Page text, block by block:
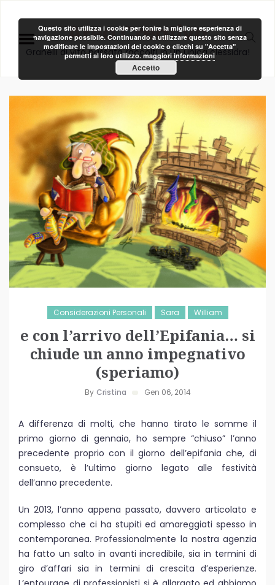
Area Creativa
Granelli di vita passata raccolti in un unica clessidra!
Considerazioni Personali Sara William
e con l’arrivo dell’Epifania… si
chiude un anno impegnativo
(speriamo)
By Cristina Gen 06, 2014
A differenza di molti, che hanno tirato le somme il
primo giorno di gennaio, ho sempre “chiuso” l’anno
precedente proprio con il giorno dell’epifania che, di
consueto, è l’ultimo giorno legato alle festività
dell’anno precedente.
Un 2013, l’anno appena passato, davvero articolato e
complesso che ci ha stupiti ed amareggiati spesso in
contemporanea. Professionalmente la nostra agenzia
ha fatto un salto in avanti incredibile, sia in termini di
giro d’affari sia in termini di crescita d’esperienze.
Questo sito utilizza i cookie per fonire la migliore esperienza di
navigazione possibile. Continuando a utilizzare questo sito senza
modificare le impostazioni dei cookie o clicchi su "Accetta"
permetti al loro utilizzo.maggiori informazioni
Accetto